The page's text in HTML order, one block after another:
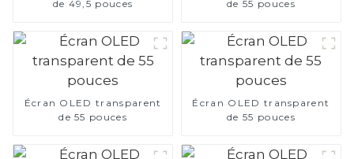
de 49,5 pouces
de 55 pouces
Écran OLED transparent
de 55 pouces
Écran OLED transparent
de 55 pouces